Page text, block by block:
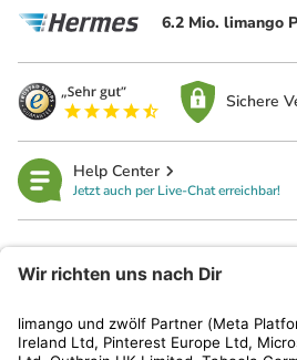
6.2 Mio. limango
Sichere
Help Center
Jetzt auch per Live-Chat erreichbar!